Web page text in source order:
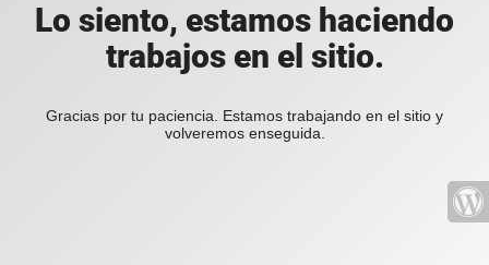
Lo siento, estamos haciendo
trabajos en el sitio.
Gracias por tu paciencia. Estamos trabajando en el sitio y
volveremos enseguida.